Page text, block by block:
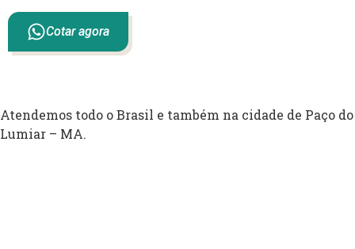
Cotar agora
Atendemos todo o Brasil e também na cidade de Paço do
Lumiar – MA.